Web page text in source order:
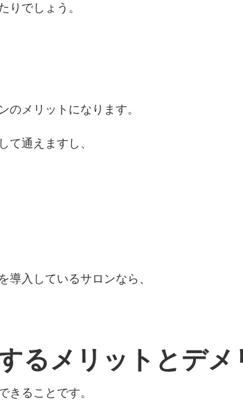
りでしょう。
メリットになります。
て通えますし、
入しているサロンなら、
るメリットとデメ
きることです。